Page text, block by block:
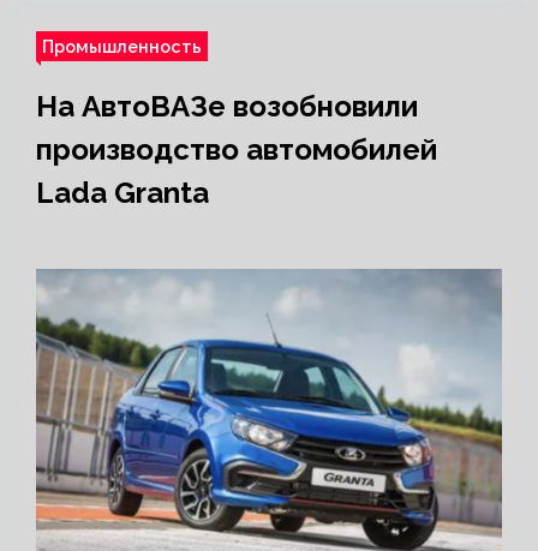
Промышленность
На АвтоВАЗе возобновили
производство автомобилей
Lada Granta